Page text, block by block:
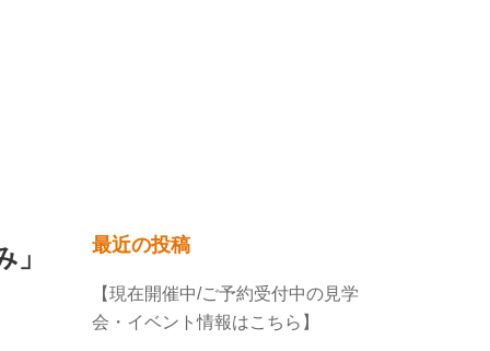
最近の投稿
【現在開催中/ご予約受付中の見学
会・イベント情報はこちら】